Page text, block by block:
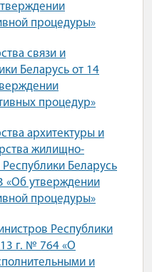
процедуры»
связи и
Беларусь от 14
процедур»
архитектуры и
жилищно-
Беларусь
«Об утверждении
процедуры»
Республики
г. № 764 «О
и